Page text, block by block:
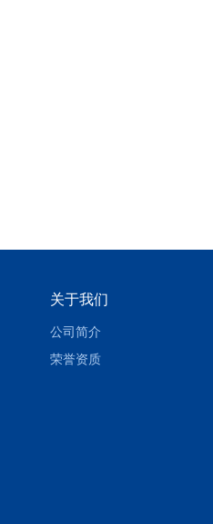
关于我们
公司简介
荣誉资质